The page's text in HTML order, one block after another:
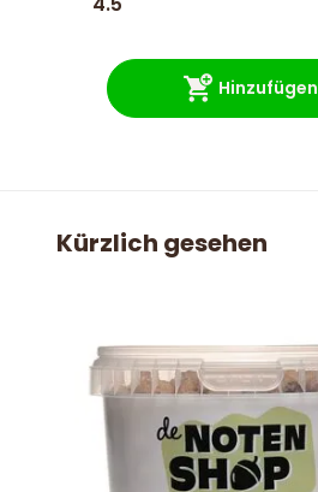
Hinzufügen
Kürzlich gesehen